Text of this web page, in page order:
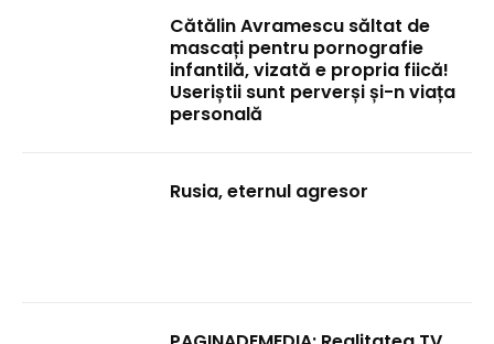
Cătălin Avramescu săltat de
mascați pentru pornografie
infantilă, vizată e propria fiică!
Useriștii sunt perverși și-n viața
personală
Rusia, eternul agresor